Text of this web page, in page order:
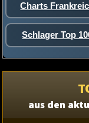
Charts
Schlager Top
aus den